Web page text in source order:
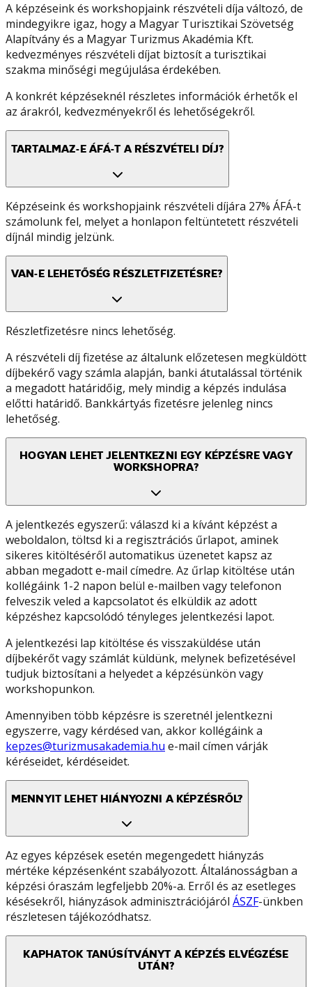
A képzéseink és workshopjaink részvételi díja változó, de
mindegyikre igaz, hogy a Magyar Turisztikai Szövetség
Alapítvány és a Magyar Turizmus Akadémia Kft.
kedvezményes részvételi díjat biztosít a turisztikai
szakma minőségi megújulása érdekében.
A konkrét képzéseknél részletes információk érhetők el
az árakról, kedvezményekről és lehetőségekről.
TARTALMAZ-E ÁFÁ-T A RÉSZVÉTELI DÍJ?
Képzéseink és workshopjaink részvételi díjára 27% ÁFÁ-t
számolunk fel, melyet a honlapon feltüntetett részvételi
díjnál mindig jelzünk.
VAN-E LEHETŐSÉG RÉSZLETFIZETÉSRE?
Részletfizetésre nincs lehetőség.
A részvételi díj fizetése az általunk előzetesen megküldött
díjbekérő vagy számla alapján, banki átutalással történik
a megadott határidőig, mely mindig a képzés indulása
előtti határidő. Bankkártyás fizetésre jelenleg nincs
lehetőség.
HOGYAN LEHET JELENTKEZNI EGY KÉPZÉSRE VAGY
WORKSHOPRA?
A jelentkezés egyszerű: válaszd ki a kívánt képzést a
weboldalon, töltsd ki a regisztrációs űrlapot, aminek
sikeres kitöltéséről automatikus üzenetet kapsz az
abban megadott e-mail címedre. Az űrlap kitöltése után
kollégáink 1-2 napon belül e-mailben vagy telefonon
felveszik veled a kapcsolatot és elküldik az adott
képzéshez kapcsolódó tényleges jelentkezési lapot.
A jelentkezési lap kitöltése és visszaküldése után
díjbekérőt vagy számlát küldünk, melynek befizetésével
tudjuk biztosítani a helyedet a képzésünkön vagy
workshopunkon.
Amennyiben több képzésre is szeretnél jelentkezni
egyszerre, vagy kérdésed van, akkor kollégáink a
kepzes@turizmusakademia.hu e-mail címen várják
kéréseidet, kérdéseidet.
MENNYIT LEHET HIÁNYOZNI A KÉPZÉSRŐL?
Az egyes képzések esetén megengedett hiányzás
mértéke képzésenként szabályozott. Általánosságban a
képzési óraszám legfeljebb 20%-a. Erről és az esetleges
késésekről, hiányzások adminisztrációjáról ÁSZF-ünkben
részletesen tájékozódhatsz.
KAPHATOK TANÚSÍTVÁNYT A KÉPZÉS ELVÉGZÉSE
UTÁN?